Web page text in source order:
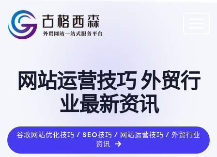
网站运营技巧 外贸行
业最新资讯
谷歌网站优化技巧 / SEO技巧 / 网站运营技巧 / 外贸行业
资讯